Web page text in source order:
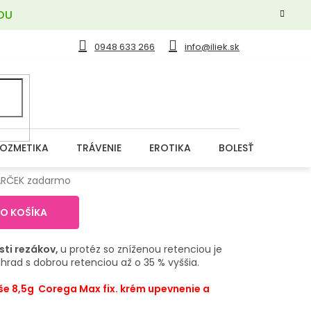
0948 633 266 info@iliek.sk
TRÁVENIE EROTIKA BOLESŤ
zadarmo
KOŠÍKA
rezákov, u protéz so zníženou retenciou je
s dobrou retenciou až o 35 % vyššia.
8,5g Corega Max fix. krém upevnenie a